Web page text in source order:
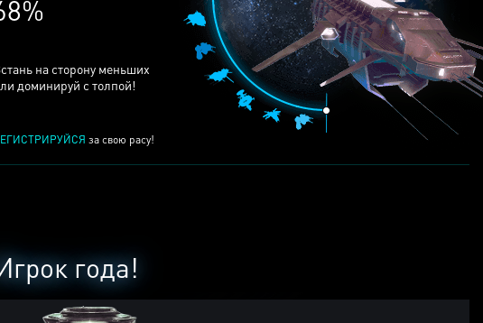
на сторону меньших
доминируй с толпой!
за свою расу!
года!